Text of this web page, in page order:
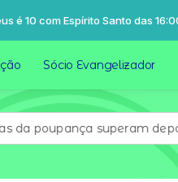
Santo das 16:00 às 18:00 -
Sócio Evangelizador
superam depósitos em R$